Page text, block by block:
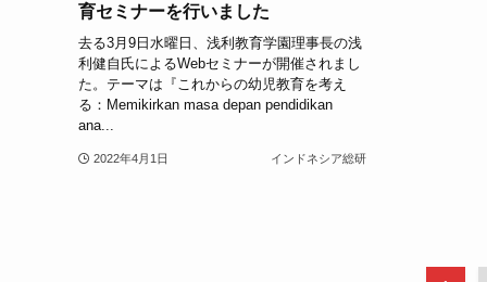
育セミナーを行いました
去る3月9日水曜日、浅利教育学園理事長の浅
利健自氏によるWebセミナーが開催されまし
た。テーマは『これからの幼児教育を考え
る：Memikirkan masa depan pendidikan
ana...
2022年4月1日 インドネシア総研